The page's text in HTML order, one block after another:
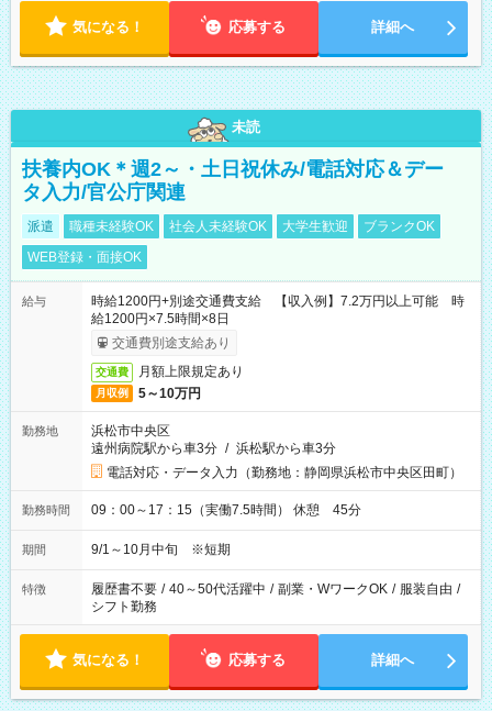
気になる！ 応募する 詳細へ
未読
扶養内OK＊週2～・土日祝休み/電話対応＆デー
タ入力/官公庁関連
派遣 職種未経験OK 社会人未経験OK 大学生歓迎
ブランクOK
WEB登録・面接OK
給与
時給1200円+別途交通費支給 【収入例】7.2万円以上可能 時
給1200円×7.5時間×8日
交通費別途支給あり
交通費 月額上限規定あり
月収例 5～10万円
勤務地
浜松市中央区
遠州病院駅から車3分 / 浜松駅から車3分
電話対応・データ入力（勤務地：静岡県浜松市中央区田町）
勤務時間 09：00～17：15（実働7.5時間） 休憩 45分
期間 9/1～10月中旬 ※短期
特徴 履歴書不要 / 40～50代活躍中 / 副業・WワークOK / 服装自由 /
シフト勤務
気になる！ 応募する 詳細へ